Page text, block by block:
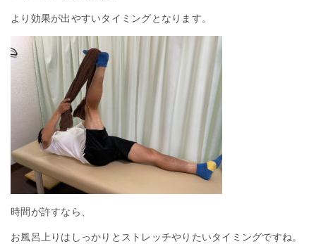
より効果が出やすいタイミングとなります。
時間が許すなら、
お風呂上りはしっかりとストレッチやりたいタイミングですね。